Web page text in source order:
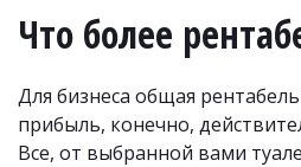
Что более
Для бизнеса общая
прибыль, конечно,
Все, от выбранной вами